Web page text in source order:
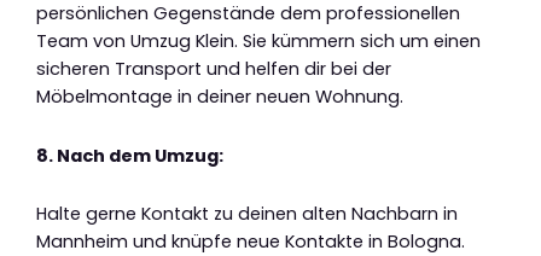
persönlichen Gegenstände dem professionellen
Team von Umzug Klein. Sie kümmern sich um einen
sicheren Transport und helfen dir bei der
Möbelmontage in deiner neuen Wohnung.
8. Nach dem Umzug:
Halte gerne Kontakt zu deinen alten Nachbarn in
Mannheim und knüpfe neue Kontakte in Bologna.